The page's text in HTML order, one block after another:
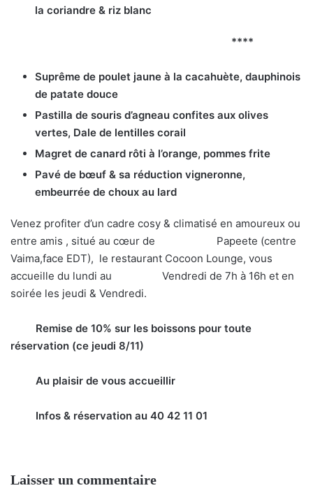
la coriandre & riz blanc
****
Suprême de poulet jaune à la cacahuète, dauphinois
de patate douce
Pastilla de souris d’agneau confites aux olives
vertes, Dale de lentilles corail
Magret de canard rôti à l’orange, pommes frite
Pavé de bœuf & sa réduction vigneronne,
embeurrée de choux au lard
Venez profiter d’un cadre cosy & climatisé en amoureux ou
entre amis , situé au cœur de Papeete (centre
Vaima,face EDT), le restaurant Cocoon Lounge, vous
accueille du lundi au Vendredi de 7h à 16h et en
soirée les jeudi & Vendredi.
Remise de 10% sur les boissons pour toute
réservation (ce jeudi 8/11)
Au plaisir de vous accueillir
Infos & réservation au 40 42 11 01
Laisser un commentaire